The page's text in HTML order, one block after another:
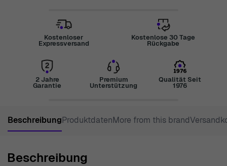
Kostenloser
Expressversand
Kostenlose 30 Tage
Rückgabe
2 Jahre
Garantie
Premium
Unterstützung
Qualität Seit
1976
BeschreibungProduktdatenMore from this brand
Beschreibung